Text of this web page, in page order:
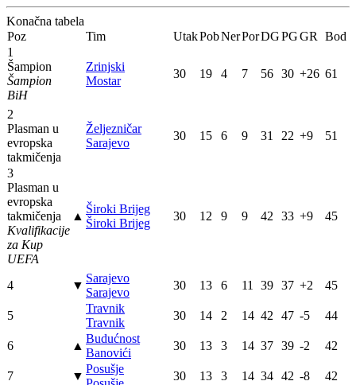
Konačna tabela
Poz
Tim UtakPobNerPorDGPGGR
Bod
1
Šampion
Šampion
BiH
Zrinjski
Mostar
30 19 4 7 56 30 +26 61
2
Plasman u
evropska
takmičenja
Željezničar
Sarajevo
30 15 6 9 31 22 +9 51
3
Plasman u
evropska
takmičenja
Kvalifikacije
za Kup
UEFA
▲
Široki Brijeg
Široki Brijeg
30 12 9 9 42 33 +9 45
4 ▼
Sarajevo
Sarajevo
30 13 6 11 39 37 +2 45
5
Travnik
Travnik
30 14 2 14 42 47 -5 44
6 ▲
Budućnost
Banovići
30 13 3 14 37 39 -2 42
7 ▼
Posušje
30 13 3 14 34 42 -8 42